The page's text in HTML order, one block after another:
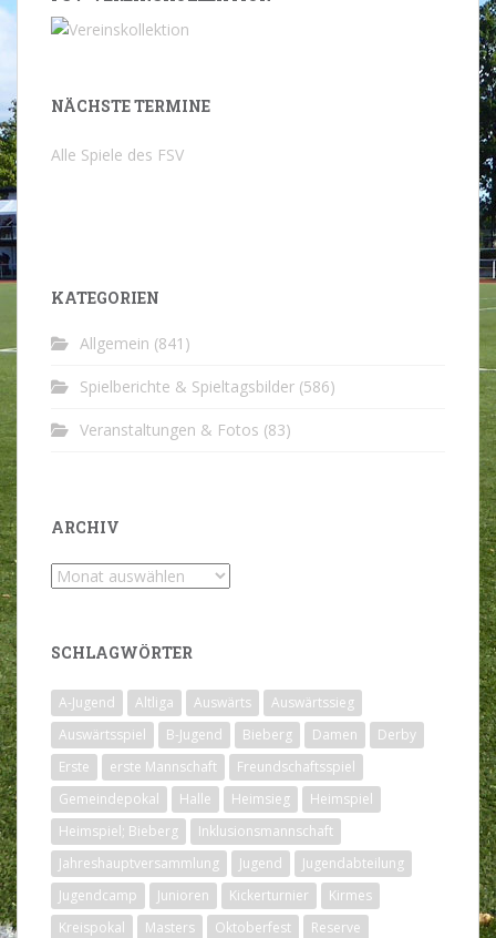
NÄCHSTE TERMINE
Alle Spiele des FSV
KATEGORIEN
Allgemein (841)
Spielberichte & Spieltagsbilder (586)
Veranstaltungen & Fotos (83)
ARCHIV
Archiv
SCHLAGWÖRTER
A-Jugend Altliga Auswärts
Auswärtssieg
Auswärtsspiel
B-Jugend Bieberg Damen
Derby
Erste
erste Mannschaft
Freundschaftsspiel
Gemeindepokal
Halle Heimsieg
Heimspiel
Heimspiel; Bieberg
Inklusionsmannschaft
Jahreshauptversammlung
Jugend
Jugendabteilung
Jugendcamp
Junioren Kickerturnier
Kirmes
Kreispokal
Masters Oktoberfest
Reserve